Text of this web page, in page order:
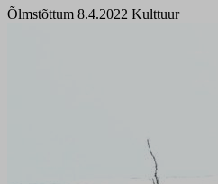
Õlmstõttum 8.4.2022 Kulttuur